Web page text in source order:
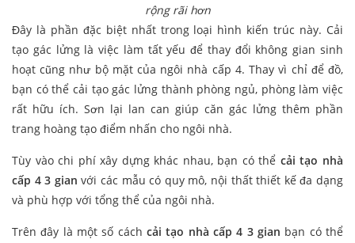
rộng rãi hơn
Đây là phần đặc biệt nhất trong loại hình kiến trúc này. Cải
tạo gác lửng là việc làm tất yếu để thay đổi không gian sinh
hoạt cũng như bộ mặt của ngôi nhà cấp 4. Thay vì chỉ để đồ,
bạn có thể cải tạo gác lửng thành phòng ngủ, phòng làm việc
rất hữu ích. Sơn lại lan can giúp căn gác lửng thêm phần
trang hoàng tạo điểm nhấn cho ngôi nhà.
Tùy vào chi phí xây dựng khác nhau, bạn có thể cải tạo nhà
cấp 4 3 gian với các mẫu có quy mô, nội thất thiết kế đa dạng
và phù hợp với tổng thể của ngôi nhà.
Trên đây là một số cách cải tạo nhà cấp 4 3 gian bạn có thể